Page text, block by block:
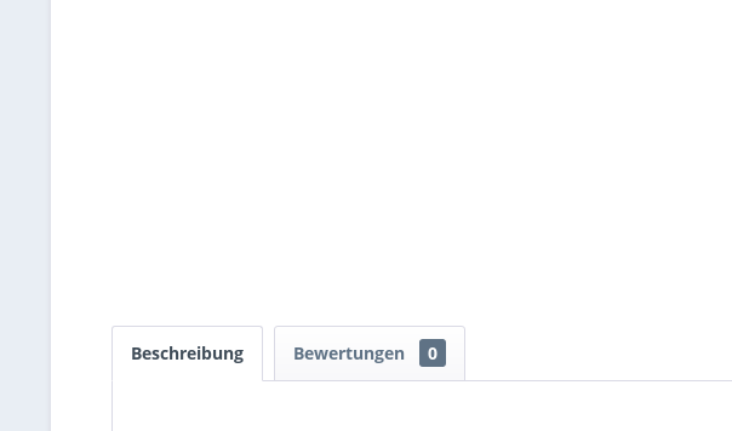
Beschreibung Bewertungen 0